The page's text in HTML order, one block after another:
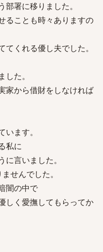
署に移りました。
ることも時々ありますの
くれる優し夫でした。
た。
家から借財をしなければ
ます。
私に
言いました。
せんでした。
闇の中で
しく愛撫してもらってか